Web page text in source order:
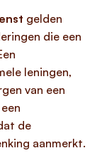
gelden
die een
leningen,
van een
de
aanmerkt.